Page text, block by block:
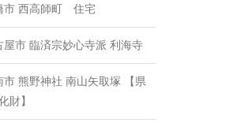
市 西高師町 住宅
屋市 臨済宗妙心寺派 利海寺
市 熊野神社 南山矢取塚 【県
財】